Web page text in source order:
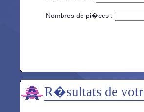
Nombres de pi�ces :
R�sultats de